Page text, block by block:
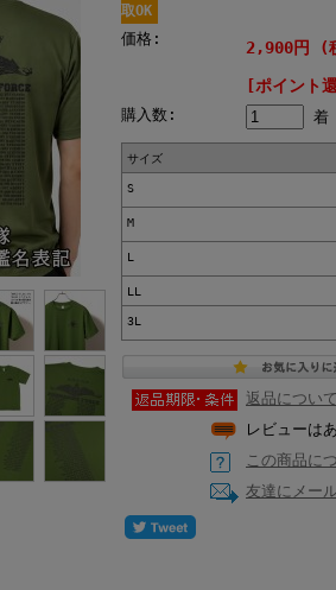
取OK
価格:
2,900円 (
[ポイント
購入数: 着
サイズ
S
M
L
LL
3L
返品につい
レビューは
この商品に
友達にメー